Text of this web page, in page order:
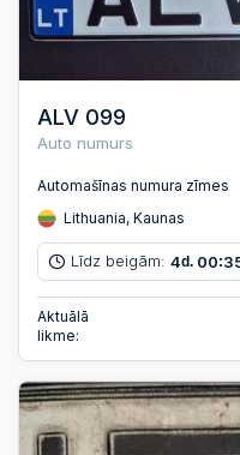
ALV 099
Auto numurs
Automašīnas numura zīmes
Lithuania, Kaunas
Līdz beigām: 4d. 00:
Aktuālā
likme: